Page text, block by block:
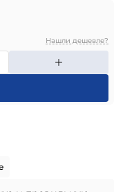
Нашли дешевле?